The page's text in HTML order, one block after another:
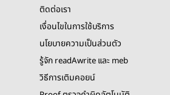
ติดต่อเรา
เงื่อนไขในการใช้บริการ
นโยบายความเป็นส่วนตัว
รู้จัก readAwrite และ meb
วิธีการเติมคอยน์